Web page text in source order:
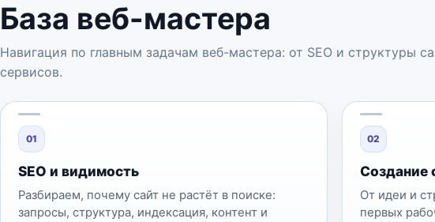
за похожих терминов: HTML, HTTP, HTTPS, URL,
домен, .com, .ru, .net. Они […]
База веб-мастера
Навигация по главным задачам веб-мастера: от SEO и структуры
сервисов.
01
SEO и видимость
Разбираем, почему сайт не растёт в поиске:
запросы, структура, индексация, контент и
02
Создание
От идеи и
первых